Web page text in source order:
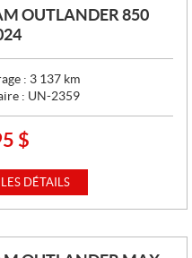
OUTLANDER 850
: 3 137 km
: UN-2359
$
DÉTAILS